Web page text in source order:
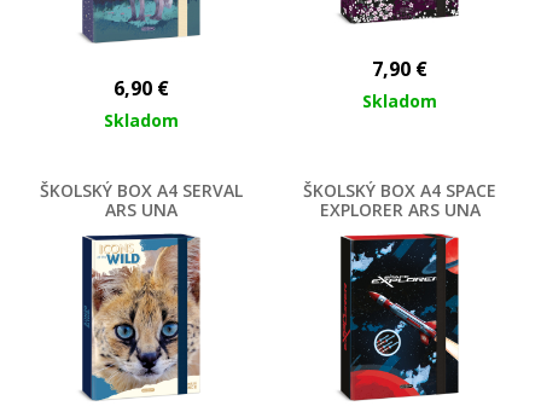
6,90 €
Skladom
7,90 €
Skladom
ŠKOLSKÝ BOX A4 SERVAL
ARS UNA
ŠKOLSKÝ BOX A4 SPACE
EXPLORER ARS UNA